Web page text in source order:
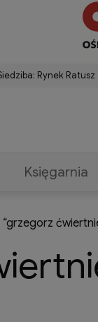
Rynek
Księgarnia